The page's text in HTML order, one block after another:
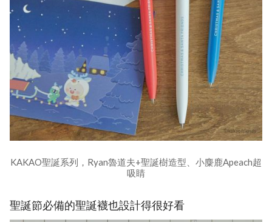
KAKAO聖誕系列，Ryan魯道夫+聖誕樹造型、小麋鹿Apeach超
吸睛
聖誕節必備的聖誕襪也設計得很好看